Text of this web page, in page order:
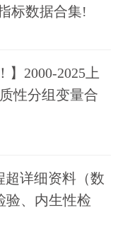
标数据合集!
】2000-2025上
性分组变量合
超详细资料（数
验、内生性检